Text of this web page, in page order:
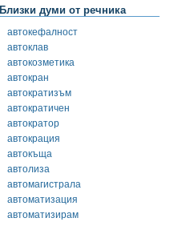
Близки думи от речника
автокефалност
автоклав
автокозметика
автокран
автократизъм
автократичен
автократор
автокрация
автокъща
автолиза
автомагистрала
автоматизация
автоматизирам